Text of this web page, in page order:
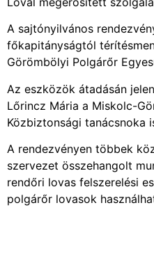
A sajtónyilvános
főkapitányságtól
Görömbölyi Polgárőr
Az eszközök átadásán
Lőrincz Mária a Miskolc-
Közbiztonsági tanácsnoka
A rendezvényen többek
szervezet összehangolt
rendőri lovas felszerelési
polgárőr lovasok